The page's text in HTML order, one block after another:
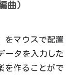
曲）
をマウスで配置
ータを入力した
を作ることがで